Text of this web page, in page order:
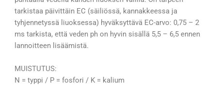
tarkistaa päivittäin EC (säiliössä, kannakkeessa ja
tyhjennetyssä liuoksessa) hyväksyttävä EC-arvo: 0,75 – 2
ms tarkista, että veden ph on hyvin sisällä 5,5 – 6,5 ennen
lannoitteen lisäämistä.
MUISTUTUS:
N = typpi / P = fosfori / K = kalium